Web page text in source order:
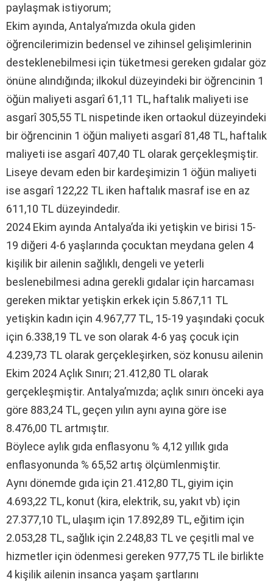
paylaşmak istiyorum;
Ekim ayında, Antalya’mızda okula giden
öğrencilerimizin bedensel ve zihinsel gelişimlerinin
desteklenebilmesi için tüketmesi gereken gıdalar göz
önüne alındığında; ilkokul düzeyindeki bir öğrencinin 1
öğün maliyeti asgarî 61,11 TL, haftalık maliyeti ise
asgarî 305,55 TL nispetinde iken ortaokul düzeyindeki
bir öğrencinin 1 öğün maliyeti asgarî 81,48 TL, haftalık
maliyeti ise asgarî 407,40 TL olarak gerçekleşmiştir.
Liseye devam eden bir kardeşimizin 1 öğün maliyeti
ise asgarî 122,22 TL iken haftalık masraf ise en az
611,10 TL düzeyindedir.
2024 Ekim ayında Antalya’da iki yetişkin ve birisi 15-
19 diğeri 4-6 yaşlarında çocuktan meydana gelen 4
kişilik bir ailenin sağlıklı, dengeli ve yeterli
beslenebilmesi adına gerekli gıdalar için harcaması
gereken miktar yetişkin erkek için 5.867,11 TL
yetişkin kadın için 4.967,77 TL, 15-19 yaşındaki çocuk
için 6.338,19 TL ve son olarak 4-6 yaş çocuk için
4.239,73 TL olarak gerçekleşirken, söz konusu ailenin
Ekim 2024 Açlık Sınırı; 21.412,80 TL olarak
gerçekleşmiştir. Antalya’mızda; açlık sınırı önceki aya
göre 883,24 TL, geçen yılın aynı ayına göre ise
8.476,00 TL artmıştır.
Böylece aylık gıda enflasyonu % 4,12 yıllık gıda
enflasyonunda % 65,52 artış ölçümlenmiştir.
Aynı dönemde gıda için 21.412,80 TL, giyim için
4.693,22 TL, konut (kira, elektrik, su, yakıt vb) için
27.377,10 TL, ulaşım için 17.892,89 TL, eğitim için
2.053,28 TL, sağlık için 2.248,83 TL ve çeşitli mal ve
hizmetler için ödenmesi gereken 977,75 TL ile birlikte
4 kişilik ailenin insanca yaşam şartlarını